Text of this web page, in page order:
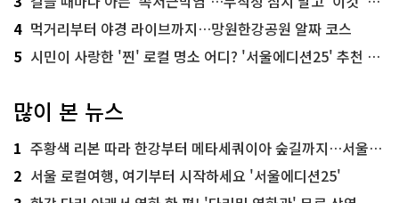
4 먹거리부터 야경 라이브까지…망원한강공원 알짜 코스
5 시민이 사랑한 '찐' 로컬 명소 어디? '서울에디션25' 추천 코스
많이 본 뉴스
1 주황색 리본 따라 한강부터 메타세쿼이아 숲길까지…서울둘레길 15코스
2 서울 로컬여행, 여기부터 시작하세요 '서울에디션25'